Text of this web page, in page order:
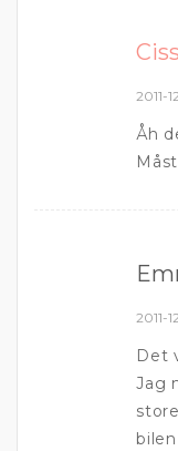
2011-
Åh
2011-
Det
Jag